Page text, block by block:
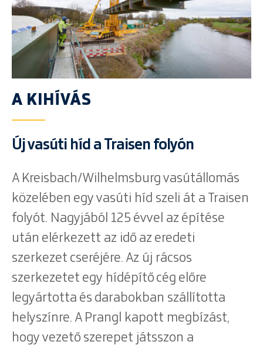
A KIHÍVÁS
Új vasúti híd a Traisen folyón
A Kreisbach/Wilhelmsburg vasútállomás
közelében egy vasúti híd szeli át a Traisen
folyót. Nagyjából 125 évvel az építése
után elérkezett az idő az eredeti
szerkezet cseréjére. Az új rácsos
szerkezetet egy hídépítő cég előre
legyártotta és darabokban szállította
helyszínre. A Prangl kapott megbízást,
hogy vezető szerepet játsszon a